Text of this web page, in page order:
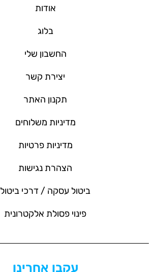
אודות
בלוג
החשבון שלי
יצירת קשר
תקנון האתר
מדיניות משלוחים
מדיניות פרטיות
הצהרת נגישות
ביטול עסקה / דרכי ביטול
פינוי פסולת אלקטרונית
עקבו אחרינו